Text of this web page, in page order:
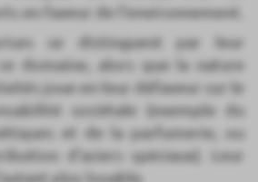
en faveur de l'environnement.
se distinguent par leur
domaine, alors que la nature
joue en leur défaveur sur le
sociétale (exemple du
et de la parfumerie, ou
d'aciers spéciaux). Leur
plus louable.